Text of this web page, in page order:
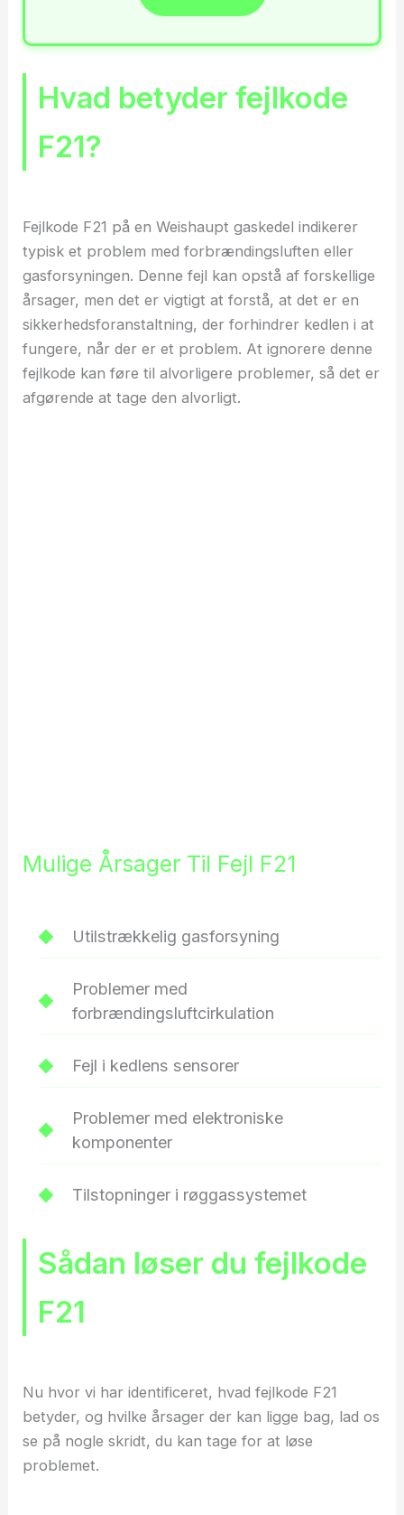
Hvad betyder fejlkode
F21?
Fejlkode F21 på en Weishaupt gaskedel indikerer
typisk et problem med forbrændingsluften eller
gasforsyningen. Denne fejl kan opstå af forskellige
årsager, men det er vigtigt at forstå, at det er en
sikkerhedsforanstaltning, der forhindrer kedlen i at
fungere, når der er et problem. At ignorere denne
fejlkode kan føre til alvorligere problemer, så det er
afgørende at tage den alvorligt.
Mulige Årsager Til Fejl F21
Utilstrækkelig gasforsyning
Problemer med
forbrændingsluftcirkulation
Fejl i kedlens sensorer
Problemer med elektroniske
komponenter
Tilstopninger i røggassystemet
Sådan løser du fejlkode
F21
Nu hvor vi har identificeret, hvad fejlkode F21
betyder, og hvilke årsager der kan ligge bag, lad os
se på nogle skridt, du kan tage for at løse
problemet.